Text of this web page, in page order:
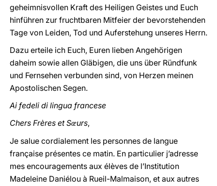
geheimnisvollen Kraft des Heiligen Geistes und Euch
hinführen zur fruchtbaren Mitfeier der bevorstehenden
Tage von Leiden, Tod und Auferstehung unseres Herrn.
Dazu erteile ich Euch, Euren lieben Angehörigen
daheim sowie allen Gläbigen, die uns über Ründfunk
und Fernsehen verbunden sind, von Herzen meinen
Apostolischen Segen.
Ai fedeli di lingua francese
Chers Frères et Sœurs,
Je salue cordialement les personnes de langue
française présentes ce matin. En particulier j’adresse
mes encouragements aux élèves de l’Institution
Madeleine Daniélou à Rueil-Malmaison, et aux autres